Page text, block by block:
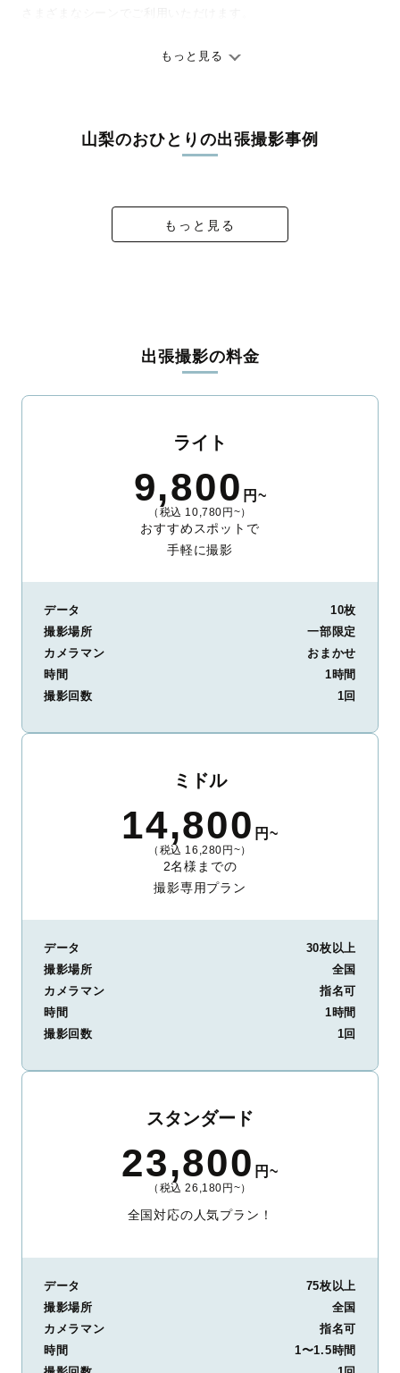
ありのままの空気感を大切に、何十年経っても見返したくなるよ
料金は全国どこでも一律。わかりやすく安心の価格設定です。オ
リジナルの研修と厳正な審査に合格し、撮影技術やホスピタリテ
出会えます。まずは、ラブグラフの撮影事例
もっと見る
山梨のおひとりの出張撮影事例
もっと見る
出張撮影の料金
ライト
9,800 円~
（税込 10,780円~）
おすすめスポットで
手軽に撮影
データ
10枚
撮影場所
一部限定
カメラマン
おまかせ
時間
1時間
撮影回数
1回
ミドル
14,800 円~
（税込 16,280円~）
2名様までの
撮影専用プラン
データ
30枚以上
撮影場所
全国
カメラマン
指名可
時間
1時間
撮影回数
1回
スタンダード
23,800 円~
（税込 26,180円~）
全国対応の人気プラン！
データ
75枚以上
撮影場所
全国
カメラマン
指名可
時間
1〜1.5時間